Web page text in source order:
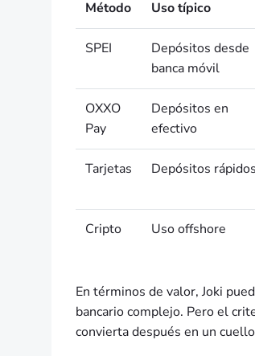
Método Uso típico
SPEI
Depósitos desde
banca móvil
OXXO
Pay
Depósitos en
efectivo
Tarjetas Depósitos rápidos
Cripto Uso offshore
En términos de valor, Joki
bancario complejo. Pero el
convierta después en un